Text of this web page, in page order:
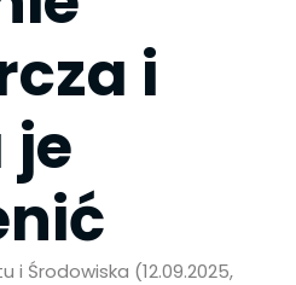
i
je
i Środowiska (12.09.2025,